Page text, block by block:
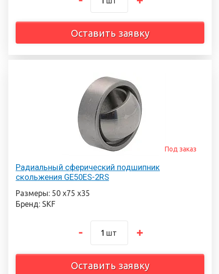
Оставить заявку
Радиальный сферический подшипник
скольжения GE50ES-2RS
Под заказ
Размеры: 50 х75 х35
Бренд: SKF
шт
Оставить заявку